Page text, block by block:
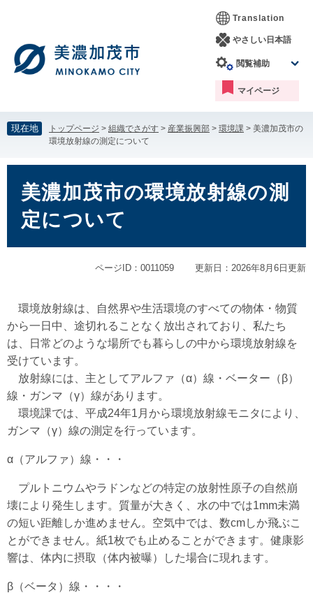
す。
し
て
本
へ
Translation
やさしい日本語
閲覧補助
マイページ
現在地 トップページ > 組織でさがす > 産業振興部 > 環境課 > 美濃加茂市の
環境放射線の測定について
美濃加茂市の環境放射線の測
定について
ページID：0011059 更新日：2026年8月6日更新
環境放射線は、自然界や生活環境のすべての物体・物質
から一日中、途切れることなく放出されており、私たち
は、日常どのような場所でも暮らしの中から環境放射線を
受けています。
放射線には、主としてアルファ（α）線・ベーター（β）
線・ガンマ（γ）線があります。
環境課では、平成24年1月から環境放射線モニタにより、
ガンマ（γ）線の測定を行っています。
α（アルファ）線・・・
プルトニウムやラドンなどの特定の放射性原子の自然崩
壊により発生します。質量が大きく、水の中では1mm未満
の短い距離しか進めません。空気中では、数cmしか飛ぶこ
とができません。紙1枚でも止めることができます。健康影
響は、体内に摂取（体内被曝）した場合に現れます。
β（ベータ）線・・・・